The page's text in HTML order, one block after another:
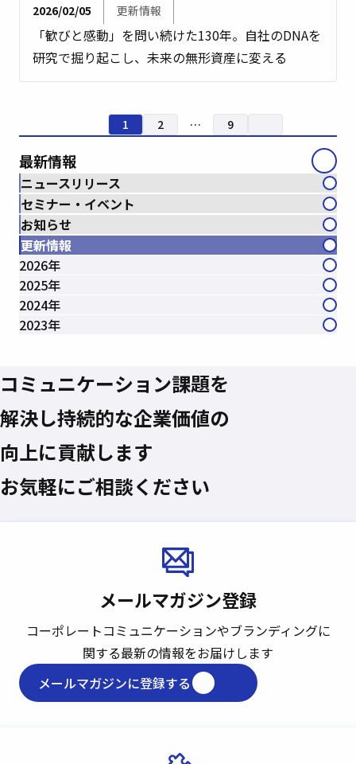
2026/02/05 更新情報
「歓びと感動」を問い続けた130年。自社のDNAを
研究で掘り起こし、未来の無形資産に変える
1 2 … 9
最新情報
ニュースリリース
セミナー・イベント
お知らせ
更新情報
2026年
2025年
2024年
2023年
コミュニケーション課題を
解決し持続的な企業価値の
向上に貢献します
お気軽にご相談ください
メールマガジン登録
コーポレートコミュニケーションやブランディングに
関する最新の情報をお届けします
メールマガジンに登録する